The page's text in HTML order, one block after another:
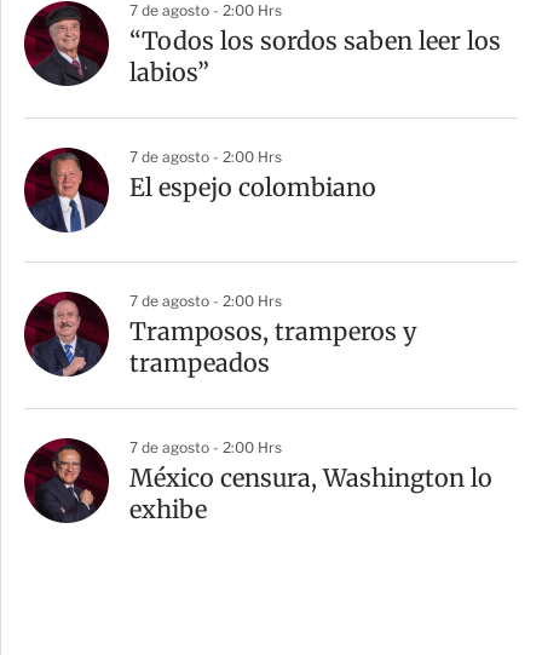
7 de agosto - 2:00 Hrs
“Todos los sordos saben leer los
labios”
7 de agosto - 2:00 Hrs
El espejo colombiano
7 de agosto - 2:00 Hrs
Tramposos, tramperos y
trampeados
7 de agosto - 2:00 Hrs
México censura, Washington lo
exhibe